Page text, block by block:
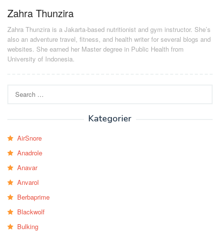
Zahra Thunzira
Zahra Thunzira is a Jakarta-based nutritionist and gym instructor. She’s
also an adventure travel, fitness, and health writer for several blogs and
websites. She earned her Master degree in Public Health from
University of Indonesia.
for:
Kategorier
AirSnore
Anadrole
Anavar
Anvarol
Berbaprime
Blackwolf
Bulking